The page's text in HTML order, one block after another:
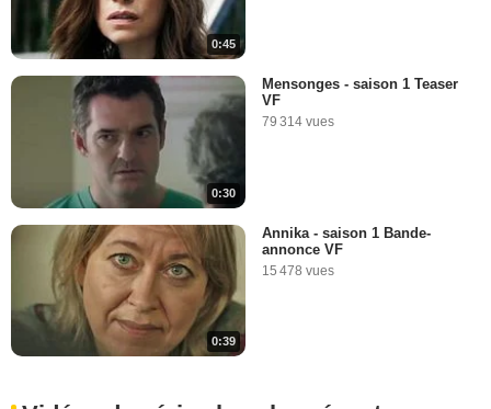
0:45
0:30
Mensonges - saison 1 Teaser
VF
79 314 vues
0:39
Annika - saison 1 Bande-
annonce VF
15 478 vues